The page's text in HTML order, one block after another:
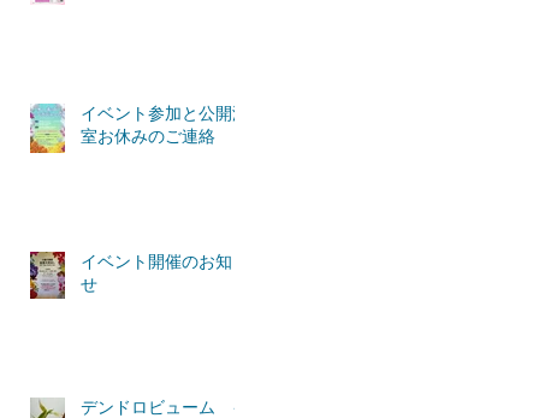
イベント参加と公開温
室お休みのご連絡
イベント開催のお知ら
せ
デンドロビューム イ